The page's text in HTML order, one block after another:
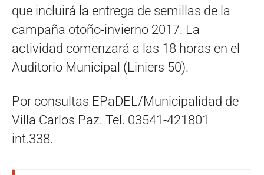
que incluirá la entrega de semillas de la
campaña otoño-invierno 2017. La
actividad comenzará a las 18 horas en el
Auditorio Municipal (Liniers 50).
Por consultas EPaDEL/Municipalidad de
Villa Carlos Paz. Tel. 03541-421801
int.338.